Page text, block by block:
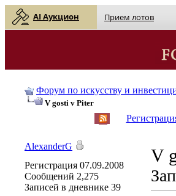
AI Аукцион Прием лотов
Форум по искусству и
V gosti v Piter
V
AlexanderG
Регистрация 07.09.2008
Сообщений 2,275
Записей в дневнике 39